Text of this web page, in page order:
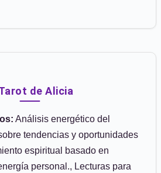
de Alicia
Análisis energético del
tendencias y oportunidades
espiritual basado en
personal., Lecturas para